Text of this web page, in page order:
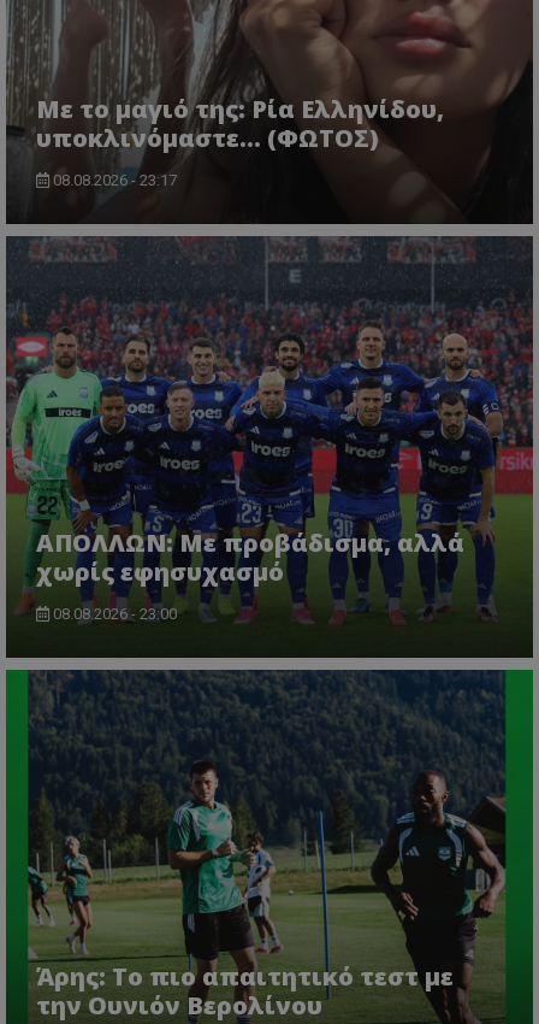
Με το μαγιό της: Ρία Ελληνίδου,
υποκλινόμαστε… (ΦΩΤΟΣ)
08.08.2026 - 23:17
ΑΠΟΛΛΩΝ: Με προβάδισμα, αλλά
χωρίς εφησυχασμό
08.08.2026 - 23:00
Άρης: Το πιο απαιτητικό τεστ με
την Ουνιόν Βερολίνου